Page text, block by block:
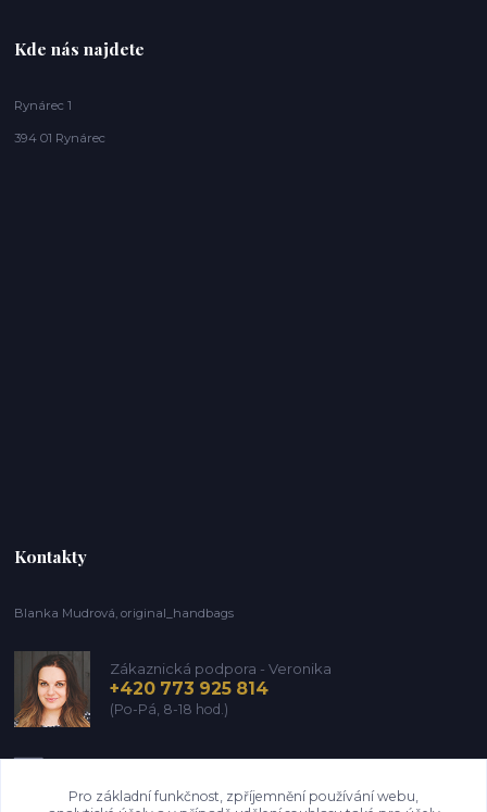
Kde nás najdete
Rynárec 1
394 01 Rynárec
Kontakty
Blanka Mudrová, original_handbags
Zákaznická podpora - Veronika
+420 773 925 814
(Po-Pá, 8-18 hod.)
Pro základní funkčnost, zpříjemnění používání webu,